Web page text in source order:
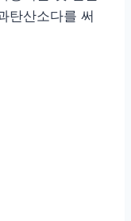
탄산소다를 써